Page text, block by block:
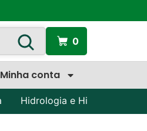
0
Minha conta
Hidrologia e Hidráulica